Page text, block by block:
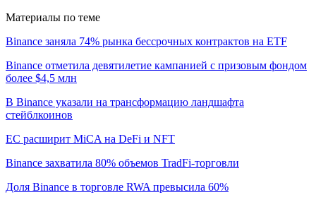
Материалы по теме
Binance заняла 74% рынка бессрочных контрактов на ETF
Binance отметила девятилетие кампанией с призовым фондом
более $4,5 млн
В Binance указали на трансформацию ландшафта
стейблкоинов
ЕС расширит MiCA на DeFi и NFT
Binance захватила 80% объемов TradFi-торговли
Доля Binance в торговле RWA превысила 60%